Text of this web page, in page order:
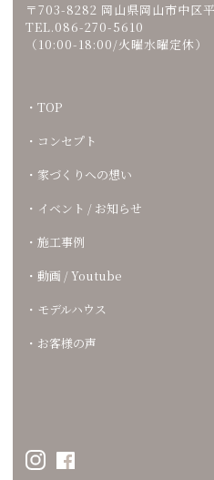
〒703-8282 岡山県岡山市中区
TEL.086-270-5610
（10:00-18:00/火曜水曜定休）
TOP
コンセプト
家づくりへの想い
イベント / お知らせ
施工事例
動画 / Youtube
モデルハウス
お客様の声